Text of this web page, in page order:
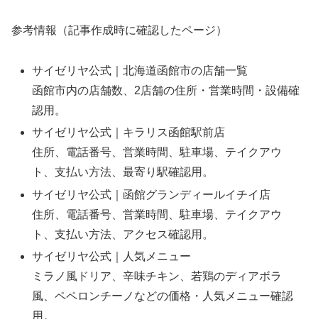
参考情報（記事作成時に確認したページ）
サイゼリヤ公式｜北海道函館市の店舗一覧
函館市内の店舗数、2店舗の住所・営業時間・設備確
認用。
サイゼリヤ公式｜キラリス函館駅前店
住所、電話番号、営業時間、駐車場、テイクアウ
ト、支払い方法、最寄り駅確認用。
サイゼリヤ公式｜函館グランディールイチイ店
住所、電話番号、営業時間、駐車場、テイクアウ
ト、支払い方法、アクセス確認用。
サイゼリヤ公式｜人気メニュー
ミラノ風ドリア、辛味チキン、若鶏のディアボラ
風、ペペロンチーノなどの価格・人気メニュー確認
用。